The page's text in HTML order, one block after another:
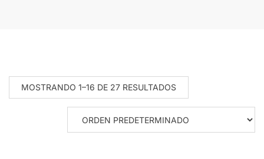
MOSTRANDO 1–16 DE 27 RESULTADOS